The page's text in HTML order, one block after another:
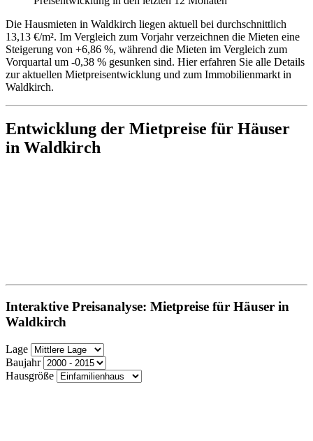
Die Hausmieten in Waldkirch liegen aktuell bei durchschnittlich
13,13 €/m². Im Vergleich zum Vorjahr verzeichnen die Mieten eine
Steigerung von +6,86 %, während die Mieten im Vergleich zum
Vorquartal um -0,38 % gesunken sind. Hier erfahren Sie alle Details
zur aktuellen Mietpreisentwicklung und zum Immobilienmarkt in
Waldkirch.
Entwicklung der Mietpreise für Häuser
in Waldkirch
Interaktive Preisanalyse: Mietpreise für Häuser in
Waldkirch
Lage
Baujahr
Hausgröße